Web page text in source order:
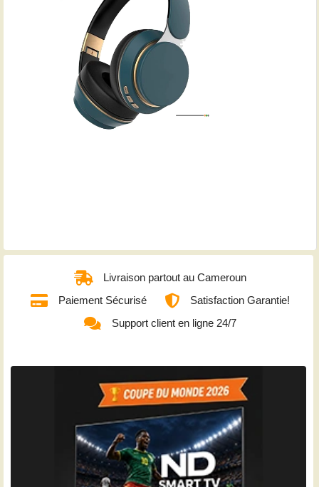
Livraison partout au Cameroun
Paiement Sécurisé
Satisfaction Garantie!
Support client en ligne 24/7